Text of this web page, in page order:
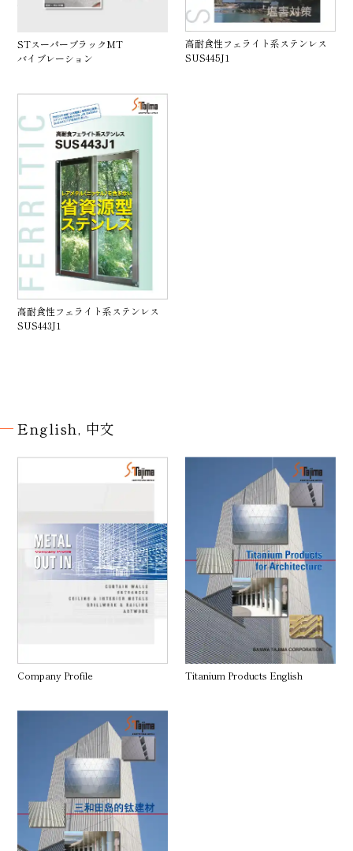
STスーパーブラックMT
バイブレーション
高耐食性フェライト系ステンレス
SUS445J1
高耐食性フェライト系ステンレス
SUS443J1
English, 中文
Company Profile Titanium Products English